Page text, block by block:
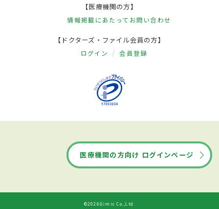
【医療機関の方】
情報掲載にあたって お問い合わせ
【ドクターズ・ファイル会員の方】
ログイン 会員登録
医療機関の方向け ログインページ
©2026Gimic Co.,Ltd.